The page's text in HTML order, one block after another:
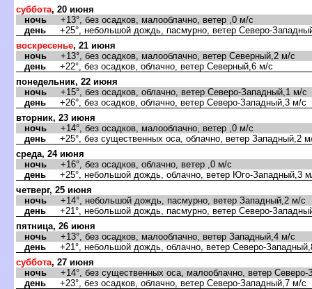
суббота, 20 июня
ночь +13°, без осадков, малооблачно, ветер ,0 м/с
день +25°, небольшой дождь, пасмурно, ветер Северо-
оскресенье, 21 июня
ночь +13°, без осадков, малооблачно, ветер Северный,2 м/с
день +22°, без осадков, облачно, ветер Северный,6 м/с
понедельник, 22 июня
ночь +15°, без осадков, облачно, ветер Северо-Западный,1 м/с
день +26°, без осадков, облачно, ветер Северо-Западный,3 м/с
торник, 23 июня
ночь +14°, без осадков, малооблачно, ветер ,0 м/с
день +25°, без существенных оса, облачно, ветер Западный,2
среда, 24 июня
ночь +16°, без осадков, облачно, ветер ,0 м/с
день +25°, небольшой дождь, облачно, ветер Юго-Западный,3
четверг, 25 июня
ночь +14°, небольшой дождь, пасмурно, ветер Западный,2 м/с
день +21°, небольшой дождь, пасмурно, ветер Северо-
пятница, 26 июня
ночь +13°, без осадков, малооблачно, ветер Западный,4 м/с
день +21°, небольшой дождь, облачно, ветер Северо-
суббота, 27 июня
ночь +14°, без существенных оса, малооблачно, ветер Северо-
день +23°, без осадков, облачно, ветер Северо-Западный,7 м/с